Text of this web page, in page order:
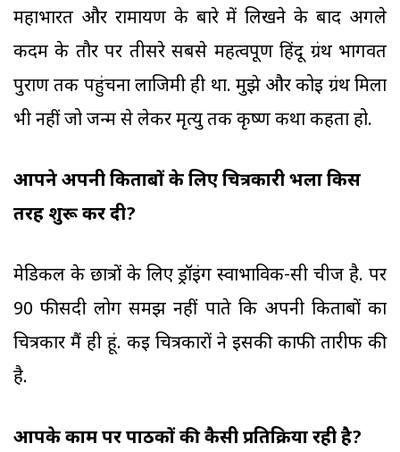
महाभारत और रामायण के बारे में लिखने के बाद अगले
कदम के तौर पर तीसरे सबसे महत्वपूर्ण हिंदू ग्रंथ भागवत
पुराण तक पहुंचना लाजिमी ही था. मुझे और कोई ग्रंथ मिला
भी नहीं जो जन्म से लेकर मृत्यु तक कृष्ण कथा कहता हो.
आपने अपनी किताबों के लिए चित्रकारी भला किस
तरह शुरू कर दी?
मेडिकल के छात्रों के लिए ड्रॉइंग स्वाभाविक-सी चीज है. पर
90 फीसदी लोग समझ नहीं पाते कि अपनी किताबों का
चित्रकार मैं ही हूं. कई चित्रकारों ने इसकी काफी तारीफ की
है.
आपके काम पर पाठकों की कैसी प्रतिक्रिया रही है?